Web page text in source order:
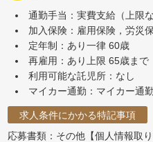
通勤手当：実費支給（上限な
加入保険：雇用保険，労災
定年制：あり一律 60歳
再雇用：あり上限 65歳まで
利用可能な託児所：なし
マイカー通勤：マイカー通
求人条件にかかる特記事項
応募書類：その他【個人情報取